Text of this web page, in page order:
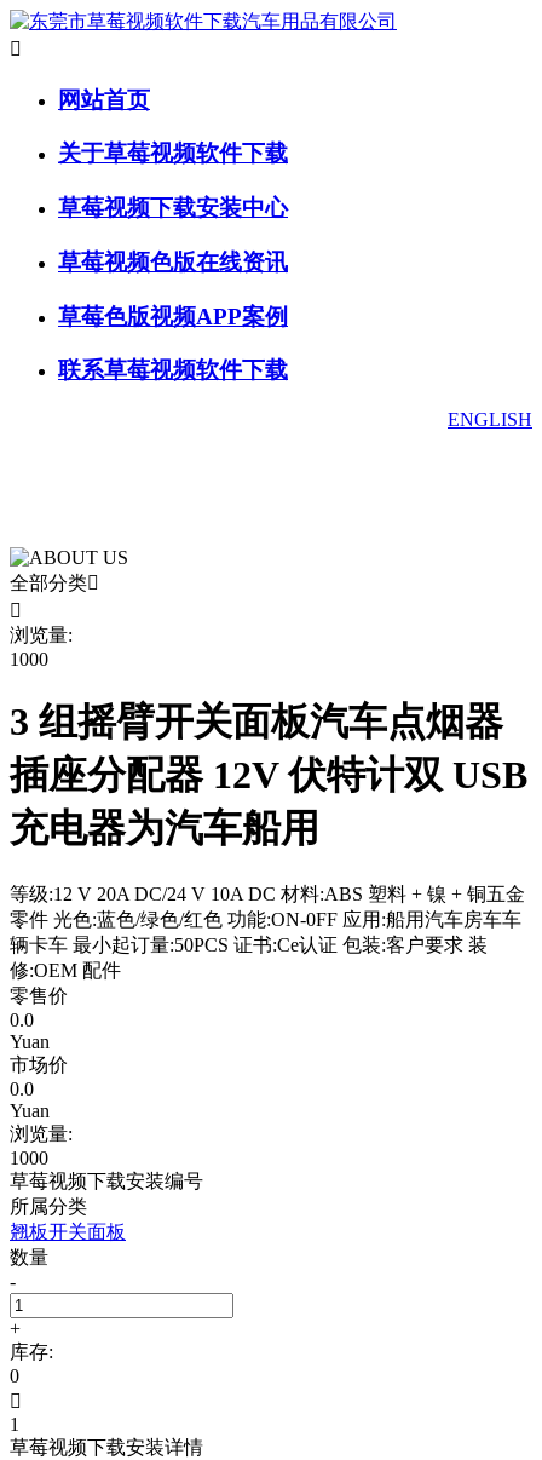

网站首页
关于草莓视频软件下载
草莓视频下载安装中心
草莓视频色版在线资讯
草莓色版视频APP案例
联系草莓视频软件下载
ENGLISH
全部分类

浏览量:
1000
3 组摇臂开关面板汽车点烟器
插座分配器 12V 伏特计双 USB
充电器为汽车船用
等级:12 V 20A DC/24 V 10A DC 材料:ABS 塑料 + 镍 + 铜五金
零件 光色:蓝色/绿色/红色 功能:ON-0FF 应用:船用汽车房车车
辆卡车 最小起订量:50PCS 证书:Ce认证 包装:客户要求 装
修:OEM 配件
零售价
0.0
Yuan
市场价
0.0
Yuan
浏览量:
1000
草莓视频下载安装编号
所属分类
翘板开关面板
数量
-
+
库存:
0

1
草莓视频下载安装详情